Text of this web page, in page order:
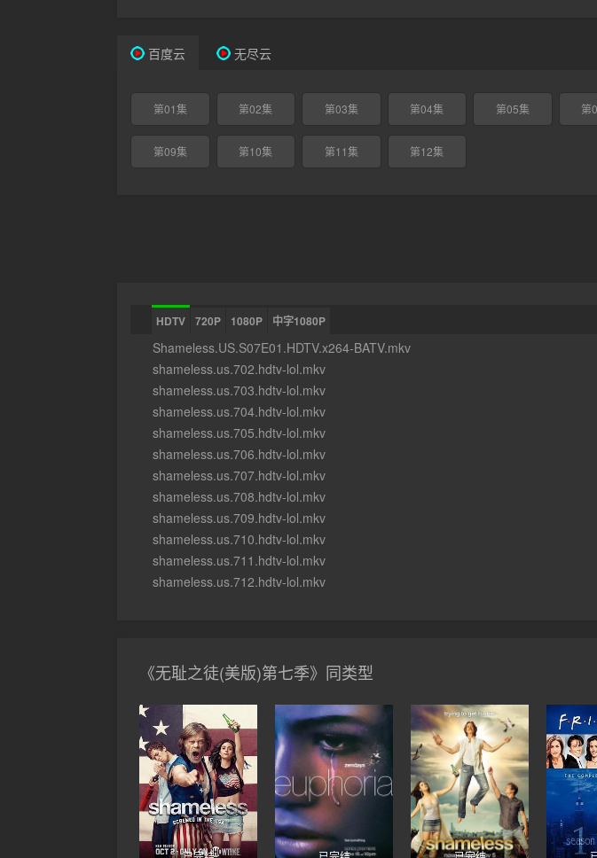
百度云 无尽云
第01集 第02集 第03集 第04集 第05集 第
第09集 第10集 第11集 第12集
HDTV 720P 1080P 中字1080P
Shameless.US.S07E01.HDTV.x264-BATV.mkv
shameless.us.702.hdtv-lol.mkv
shameless.us.703.hdtv-lol.mkv
shameless.us.704.hdtv-lol.mkv
shameless.us.705.hdtv-lol.mkv
shameless.us.706.hdtv-lol.mkv
shameless.us.707.hdtv-lol.mkv
shameless.us.708.hdtv-lol.mkv
shameless.us.709.hdtv-lol.mkv
shameless.us.710.hdtv-lol.mkv
shameless.us.711.hdtv-lol.mkv
shameless.us.712.hdtv-lol.mkv
《无耻之徒(美版)第七季》同类型